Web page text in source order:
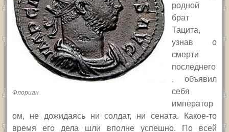
Флориан
родной
брат
Тацита,
узнав о
смерти
последнего
, объявил
себя
император
ом, не дожидаясь ни солдат, ни сената. Какое-то
время его дела шли вполне успешно. По всей